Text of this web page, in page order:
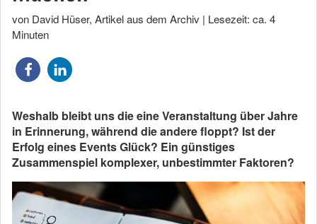
von David Hüser, Artikel aus dem Archiv | Lesezeit: ca. 4
Minuten
Weshalb bleibt uns die eine Veranstaltung über Jahre
in Erinnerung, während die andere floppt? Ist der
Erfolg eines Events Glück? Ein günstiges
Zusammenspiel komplexer, unbestimmter Faktoren?